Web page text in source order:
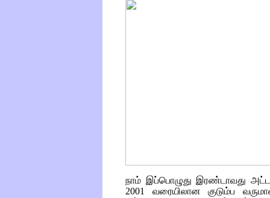
நாம் இப்பொழுது இரண்டாவது
2001 வரையிலான குடும்ப